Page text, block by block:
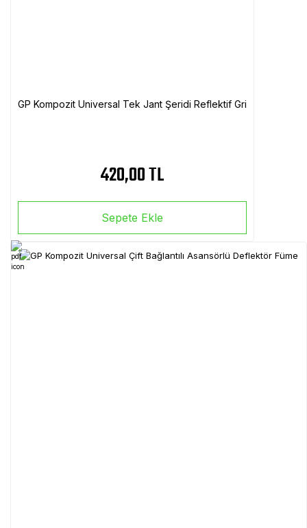
GP Kompozit Universal Tek Jant Şeridi Reflektif Gri
420,00 TL
Sepete Ekle